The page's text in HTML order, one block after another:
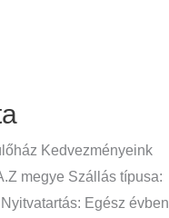
Kedvezményeink
megye Szállás típusa:
Egész évben